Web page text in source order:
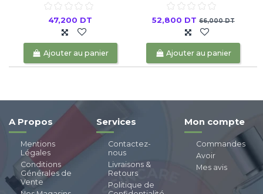
47,200 DT
Ajouter au panier
52,800 DT 66,000 DT
Ajouter au panier
A Propos
Mentions
Légales
Conditions
Générales de
Vente
Services
Contactez-
nous
Livraisons &
Retours
Politique de
Mon compte
Commandes
Avoir
Mes avis